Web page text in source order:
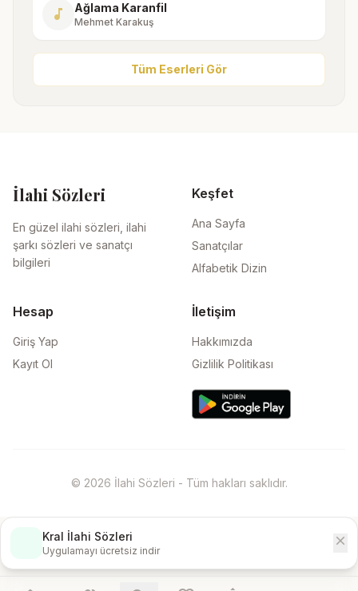
music_note Ağlama Karanfil
Mehmet Karakuş
Tüm Eserleri Gör
İlahi Sözleri
En güzel ilahi sözleri, ilahi
şarkı sözleri ve sanatçı
bilgileri
Keşfet
Ana Sayfa
Sanatçılar
Alfabetik Dizin
Hesap
Giriş Yap
Kayıt Ol
İletişim
Hakkımızda
Gizlilik Politikası
© 2026 İlahi Sözleri - Tüm hakları saklıdır.
Kral İlahi Sözleri
Uygulamayı ücretsiz indir
close